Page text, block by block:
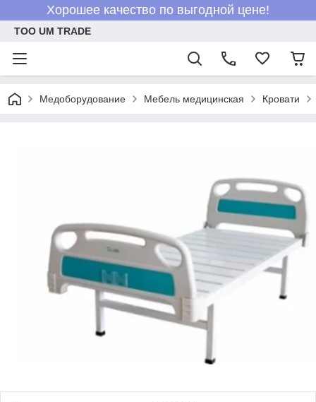
Хорошее качество по выгодной цене!
ТОО UM TRADE
Медоборудование Мебель медицинская Кровати